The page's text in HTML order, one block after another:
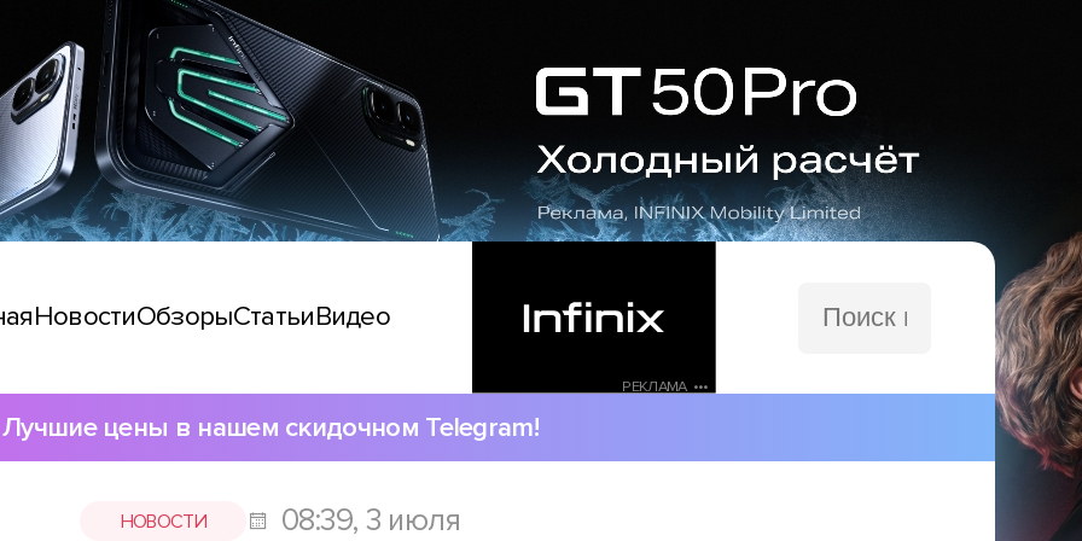
НовостиОбзорыСтатьиВидео
РЕКЛАМА •••
сайту
Лучшие цены в нашем скидочном Telegram!
НОВОСТИ 08:39, 3 июля